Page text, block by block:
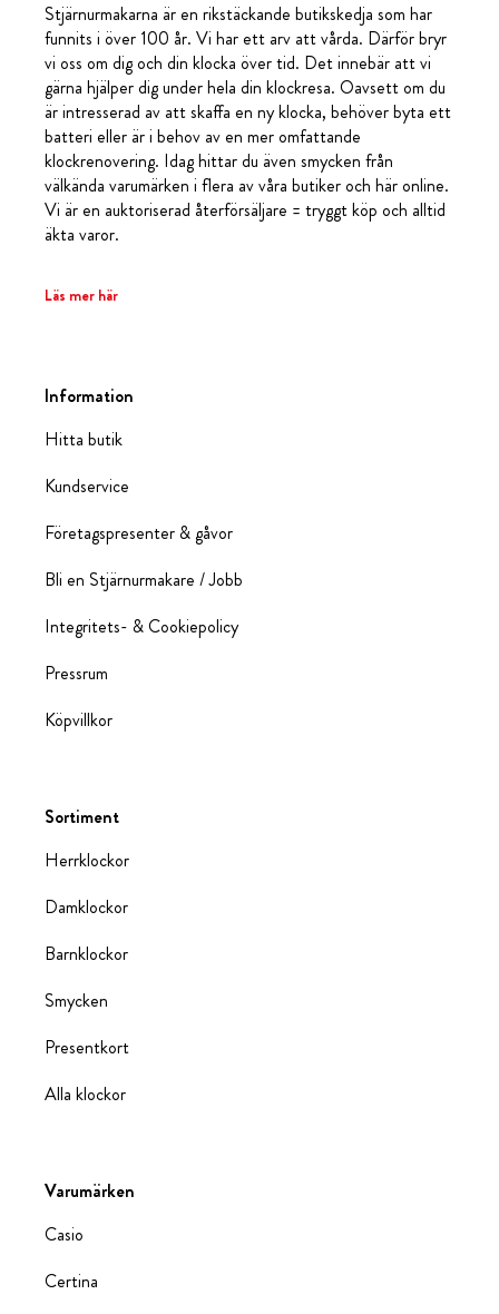
Stjärnurmakarna är en rikstäckande butikskedja som har
funnits i över 100 år. Vi har ett arv att vårda. Därför bryr
vi oss om dig och din klocka över tid. Det innebär att vi
gärna hjälper dig under hela din klockresa. Oavsett om du
är intresserad av att skaffa en ny klocka, behöver byta ett
batteri eller är i behov av en mer omfattande
klockrenovering. Idag hittar du även smycken från
välkända varumärken i flera av våra butiker och här online.
Vi är en auktoriserad återförsäljare = tryggt köp och alltid
äkta varor.
Läs mer här
Information
Hitta butik
Kundservice
Företagspresenter & gåvor
Bli en Stjärnurmakare / Jobb
Integritets- & Cookiepolicy
Pressrum
Köpvillkor
Sortiment
Herrklockor
Damklockor
Barnklockor
Smycken
Presentkort
Alla klockor
Varumärken
Casio
Certina